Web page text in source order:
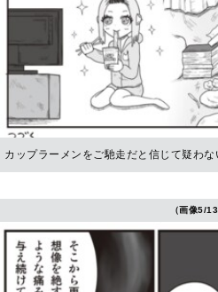
カップラーメンをご馳走だと信じて疑わ
（画像5/13